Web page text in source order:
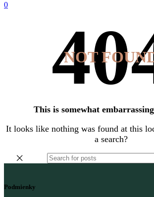
0
NOT
This is somewhat
It looks like nothing was found at this
a search?
Podmienky